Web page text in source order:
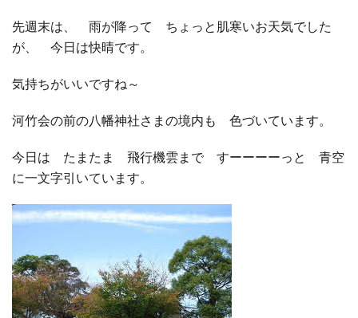
□ よくあるご質問
□ 高校部
□ 有料体験指導
□ 2019年合格体験記
先週末は、 雨が降って ちょっと肌寒いお天気でした
が、 今日は快晴です。
気持ちがいいですね～
河竹会の前の八幡神社さまの境内も 色づいています。
今日は たまたま 飛行機雲まで すーーーーっと 青空
に一文字引いています。